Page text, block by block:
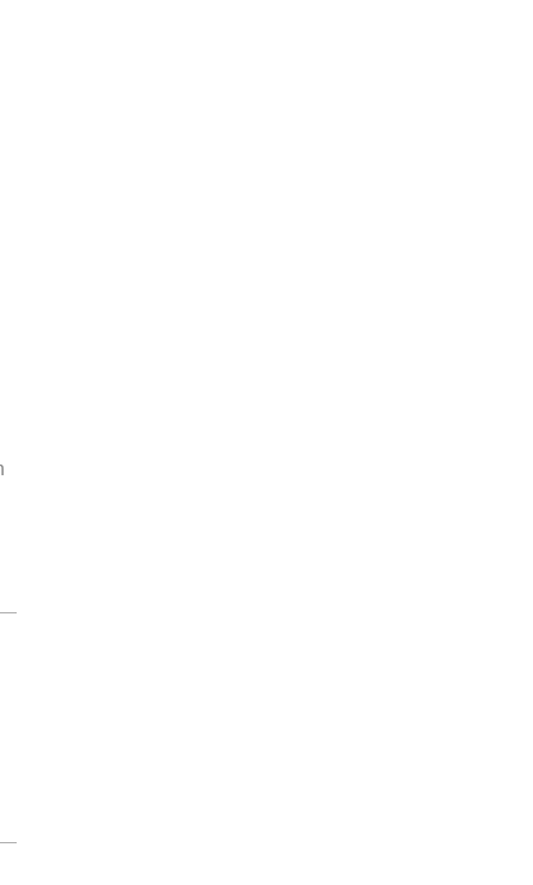
von Bewertungen:
von Bewertungen:
von Bewertungen:
von Bewertungen:
von Bewertungen: